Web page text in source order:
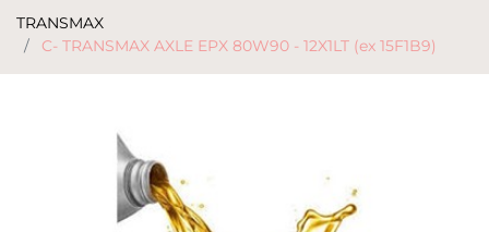
TRANSMAX
C- TRANSMAX AXLE EPX 80W90 - 12X1LT (ex 15F1B9)